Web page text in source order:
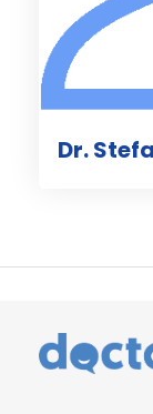
Dr.